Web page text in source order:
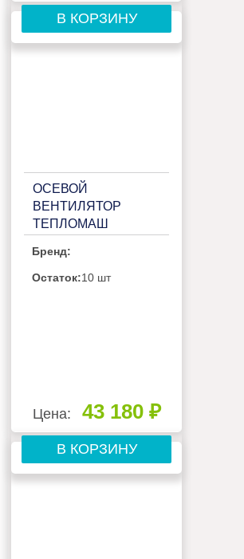
В КОРЗИНУ
ОСЕВОЙ
ВЕНТИЛЯТОР
ТЕПЛОМАШ
Бренд:
Остаток:10 шт
Цена: 43 180 ₽
В КОРЗИНУ